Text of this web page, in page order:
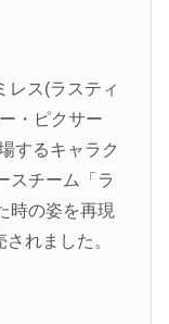
レス(ラスティ
・ピクサー
するキャラク
スチーム「ラ
時の姿を再現
れました。